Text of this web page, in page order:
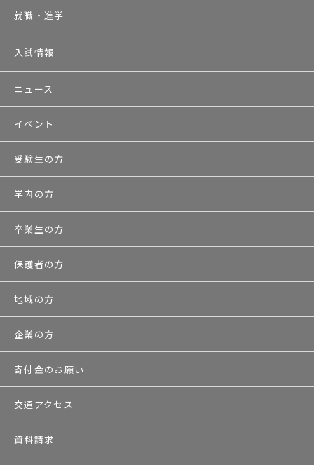
就職・進学
入試情報
ニュース
イベント
受験生の方
学内の方
卒業生の方
保護者の方
地域の方
企業の方
寄付金のお願い
交通アクセス
資料請求